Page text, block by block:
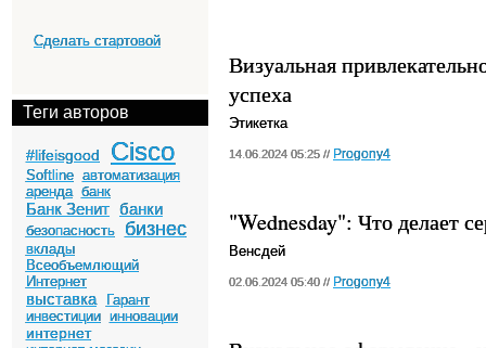
Сделать стартовой
Теги авторов
#lifeisgood Cisco
Softline автоматизация
аренда банк
Банк Зенит банки
безопасность бизнес
вклады
Всеобъемлющий
Интернет
выставка
Гарант
инвестиции инновации
интернет
Визуальная
успеха
Этикетка
14.06.2024 05:25 // Progony4
"Wednesday": Что делает
Венсдей
02.06.2024 05:40 // Progony4